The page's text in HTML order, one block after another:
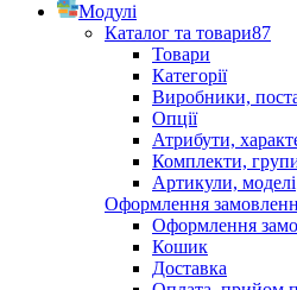
Модулі
Каталог та товари87
Товари
Категорії
Виробники,
Опції
Атрибути,
Комплекти,
Артикули, моделі
Оформлення
Оформлення
Кошик
Доставка